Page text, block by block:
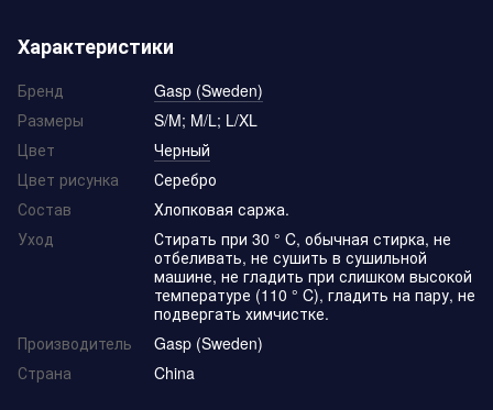
Характеристики
Бренд
Gasp (Sweden)
Размеры
S/M; M/L; L/XL
Цвет
Черный
Цвет рисунка
Серебро
Состав
Хлопковая саржа.
Уход
Стирать при 30 ° C, обычная стирка, не
отбеливать, не сушить в сушильной
машине, не гладить при слишком высокой
температуре (110 ° C), гладить на пару, не
подвергать химчистке.
Производитель
Gasp (Sweden)
Страна
China